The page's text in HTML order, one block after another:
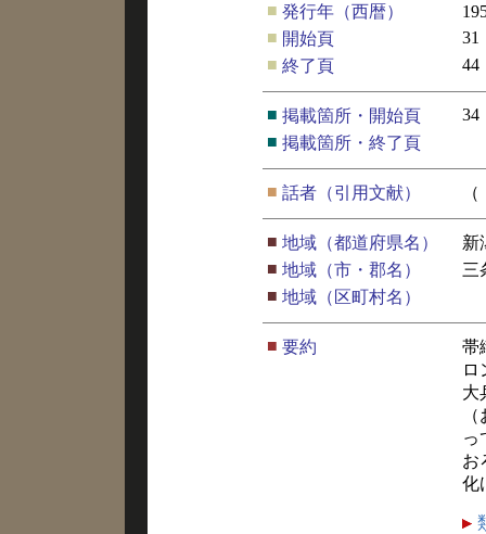
■ 発行年（西暦）
■ 開始頁
31
■ 終了頁 44
■ 掲載箇所・開始頁
34
■ 掲載箇所・終了頁
■ 話者（引用文献）
■ 地域（都道府県名）
新
■ 地域（市・郡名）
三
■ 地域（区町村名）
■ 要約
帯
ロ
大
っ
お
化